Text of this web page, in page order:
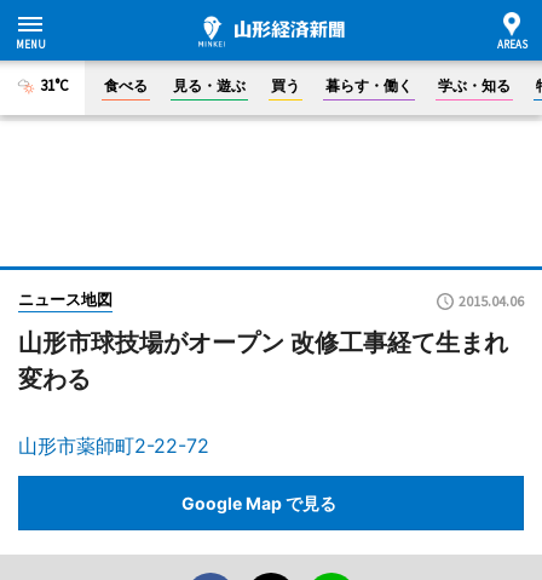
31°C 食べる 見る・遊ぶ 買う 暮らす・働く 学ぶ・知る
ニュース地図 2015.04.06
山形市球技場がオープン 改修工事経て生まれ
変わる
山形市薬師町2-22-72
Google Map で見る